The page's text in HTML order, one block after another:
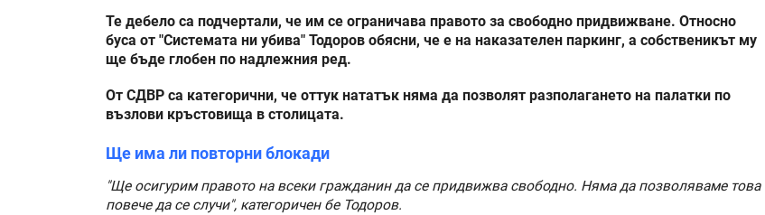
Те дебело са подчертали, че им се ограничава правото за свободно придвижване. Относно
буса от "Системата ни убива" Тодоров обясни, че е на наказателен паркинг, а собственикът му
ще бъде глобен по надлежния ред.
От СДВР са категорични, че оттук нататък няма да позволят разполагането на палатки по
възлови кръстовища в столицата.
Ще има ли повторни блокади
"Ще осигурим правото на всеки гражданин да се придвижва свободно. Няма да позволяваме това
повече да се случи", категоричен бе Тодоров.